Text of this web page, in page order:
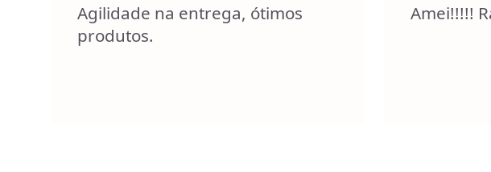
Agilidade na entrega, ótimos
produtos.
Amei!!!!!